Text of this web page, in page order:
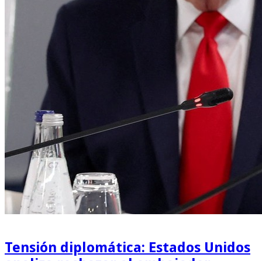
Tensión diplomática: Estados Unidos